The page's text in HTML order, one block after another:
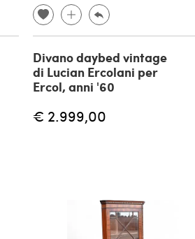
Divano daybed vintage
di Lucian Ercolani per
Ercol, anni '60
€ 2.999,00